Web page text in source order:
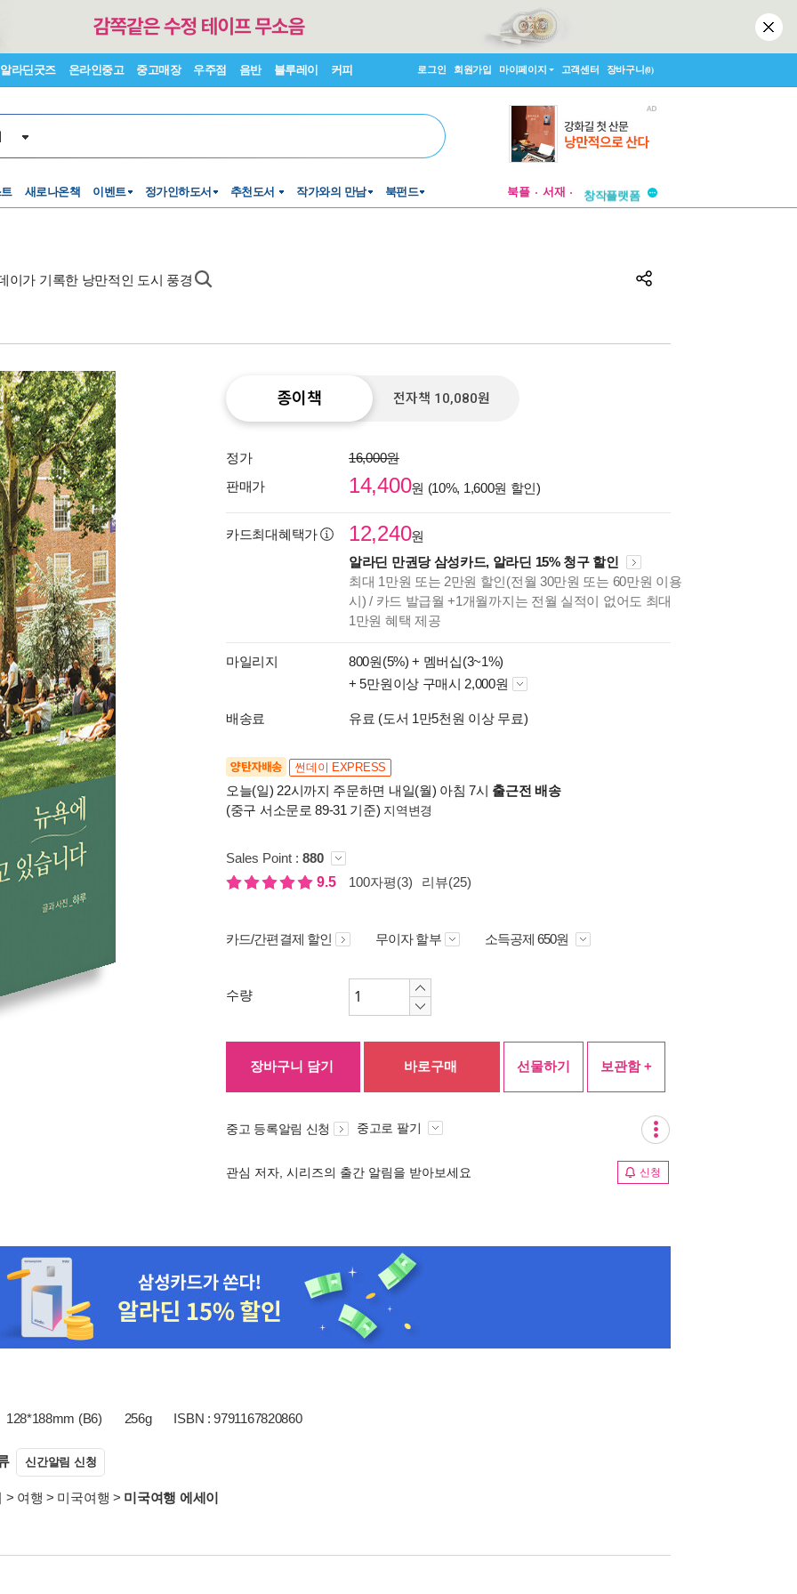
알라딘굿즈 온라인중고 중고매장 우주점 음반 블루레이 커피 로그인 회원가입 마이페이지 고객센터 장바구니(0)
새로나온책 이벤트 정가인하도서 추천도서 작가와의 만남 북펀드 북플 서재
창작플랫폼
이가 기록한 낭만적인 도시 풍경
종이책 전자책 10,080원
정가
16,000원
판매가
14,400원 (10%, 1,600원 할인)
카드최대혜택가 12,240원
알라딘 만권당 삼성카드, 알라딘 15% 청구 할인
최대 1만원 또는 2만원 할인(전월 30만원 또는 60만원 이용
시) / 카드 발급월 +1개월까지는 전월 실적이 없어도 최대
1만원 혜택 제공
마일리지 800원(5%) + 멤버십(3~1%)
+ 5만원이상 구매시 2,000원
배송료 유료 (도서 1만5천원 이상 무료)
양탄자배송 썬데이 EXPRESS
오늘(일) 22시까지 주문하면 내일(월) 아침 7시 출근전 배송
(중구 서소문로 89-31 기준) 지역변경
Sales Point : 880
9.5
100자평(3) 리뷰(25)
카드/간편결제 할인 무이자 할부 소득공제 650원
수량
장바구니 담기 바로구매 선물하기 보관함 +
중고 등록알림 신청 중고로 팔기
관심 저자, 시리즈의 출간 알림을 받아보세요 신청
128*188mm (B6) 256g ISBN : 9791167820860
신간알림 신청
> 여행 > 미국여행 > 미국여행 에세이